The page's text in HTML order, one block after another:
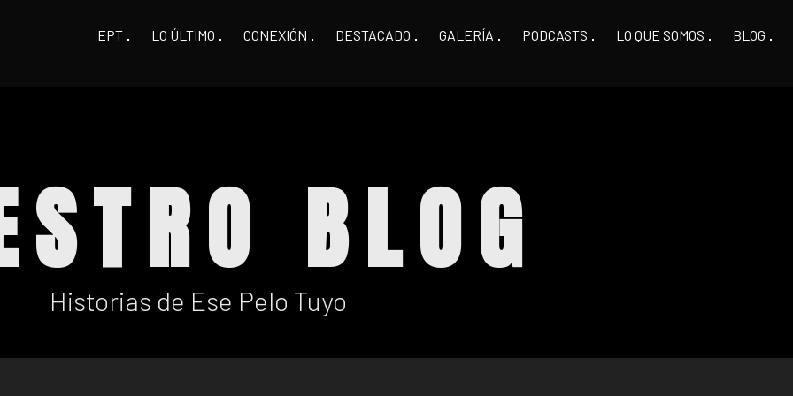
EPT LO ÚLTIMO CONEXIÓN DESTACADO GALERÍA PODCASTS LO QUE SOMOS BLOG
BLOG
Historias de Ese Pelo Tuyo